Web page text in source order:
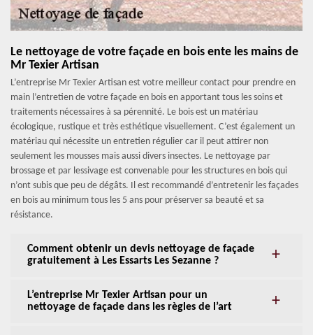
Le nettoyage de votre façade en bois ente les mains de
Mr Texier Artisan
L’entreprise Mr Texier Artisan est votre meilleur contact pour prendre en
main l’entretien de votre façade en bois en apportant tous les soins et
traitements nécessaires à sa pérennité. Le bois est un matériau
écologique, rustique et très esthétique visuellement. C’est également un
matériau qui nécessite un entretien régulier car il peut attirer non
seulement les mousses mais aussi divers insectes. Le nettoyage par
brossage et par lessivage est convenable pour les structures en bois qui
n’ont subis que peu de dégâts. Il est recommandé d’entretenir les façades
en bois au minimum tous les 5 ans pour préserver sa beauté et sa
résistance.
Comment obtenir un devis nettoyage de façade
gratuitement à Les Essarts Les Sezanne ?
L’entreprise Mr Texier Artisan pour un
nettoyage de façade dans les règles de l’art